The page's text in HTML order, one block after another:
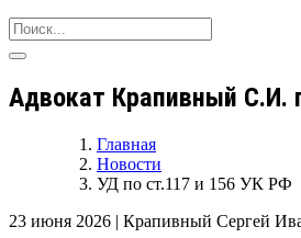
Адвокат Крапивный С.И.
Главная
Новости
УД по ст.117 и 156 УК РФ
23 июня 2026 | Крапивный Сергей